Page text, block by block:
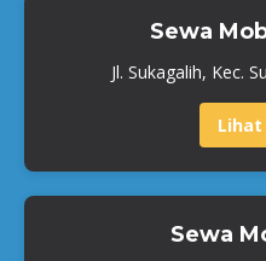
Sewa
Jl. Sukagalih, Kec.
Lihat
Sewa